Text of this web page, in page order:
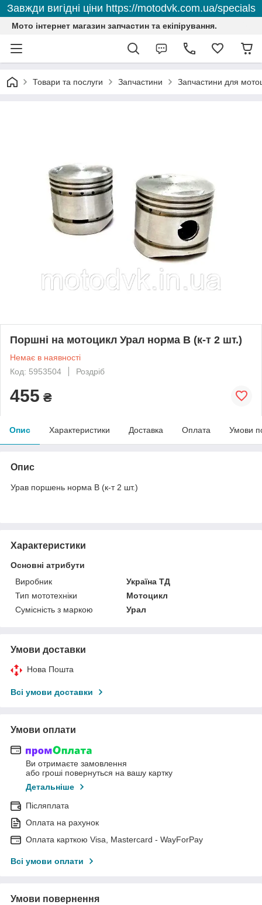
Завжди вигідні ціни https://motodvk.com.ua/specials
Мото інтернет магазин запчастин та екіпірування.
Товари та послуги Запчастини Запчастини для
Поршні на мотоцикл Урал норма В (к-т 2 шт.)
Немає в наявності
Код: 5953504
Роздріб
455 ₴
Опис Характеристики Доставка Оплата Умови
Опис
Урав поршень норма В (к-т 2 шт.)
Характеристики
Основні атрибути
Виробник
Україна ТД
Тип мототехніки
Мотоцикл
Сумісність з маркою
Урал
Умови доставки
Нова Пошта
Всі умови доставки
Умови оплати
Ви отримаєте замовлення
або гроші повернуться на вашу картку
Детальніше
Післяплата
Оплата на рахунок
Оплата карткою Visa, Mastercard - WayForPay
Всі умови оплати
Умови повернення